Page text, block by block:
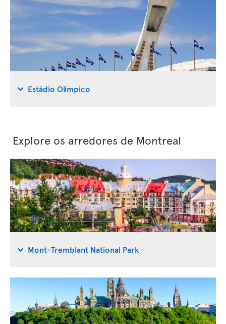
Estádio Olímpico
Explore os arredores de Montreal
Mont-Tremblant National Park